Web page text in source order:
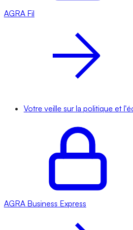
AGRA Fil
Votre veille sur la politique et
AGRA Business Express